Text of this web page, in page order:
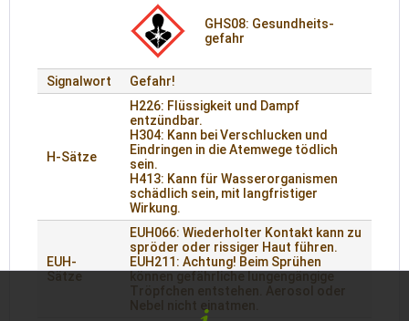
GHS08: Gesund­heits­
gefahr
Signalwort Gefahr!
H-Sätze
H226: Flüssigkeit und Dampf
entzündbar.
H304: Kann bei Verschlucken und
Eindringen in die Atemwege tödlich
sein.
H413: Kann für Wasserorganismen
schädlich sein, mit langfristiger
Wirkung.
EUH-
Sätze
EUH066: Wiederholter Kontakt kann zu
spröder oder rissiger Haut führen.
EUH211: Achtung! Beim Sprühen
können gefährliche lungengängige
Tröpfchen entstehen. Aerosol oder
Nebel nicht einatmen.